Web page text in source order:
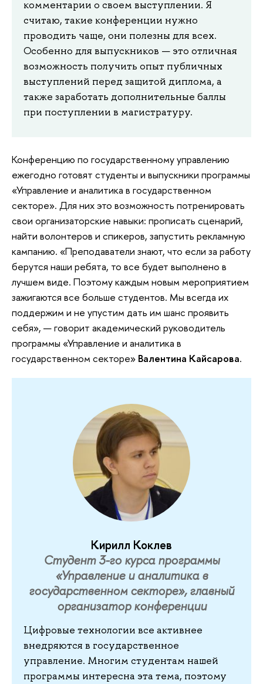
комментарии о своем выступлении. Я
считаю, такие конференции нужно
проводить чаще, они полезны для всех.
Особенно для выпускников — это отличная
возможность получить опыт публичных
выступлений перед защитой диплома, а
также заработать дополнительные баллы
при поступлении в магистратуру.
Конференцию по государственному управлению
ежегодно готовят студенты и выпускники программы
«Управление и аналитика в государственном
секторе». Для них это возможность потренировать
свои организаторские навыки: прописать сценарий,
найти волонтеров и спикеров, запустить рекламную
кампанию. «Преподаватели знают, что если за работу
берутся наши ребята, то все будет выполнено в
лучшем виде. Поэтому каждым новым мероприятием
зажигаются все больше студентов. Мы всегда их
поддержим и не упустим дать им шанс проявить
себя», — говорит академический руководитель
программы «Управление и аналитика в
государственном секторе» Валентина Кайсарова.
Кирилл Коклев
Студент 3-го курса программы
«Управление и аналитика в
государственном секторе», главный
организатор конференции
Цифровые технологии все активнее
внедряются в государственное
управление. Многим студентам нашей
программы интересна эта тема, поэтому